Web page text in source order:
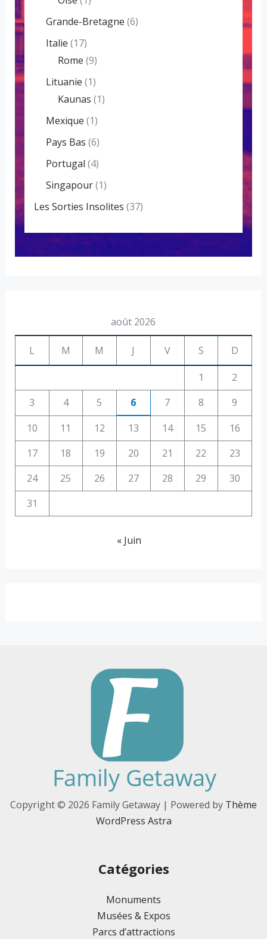
Grande-Bretagne (6)
Italie (17)
Rome (9)
Lituanie (1)
Kaunas (1)
Mexique (1)
Pays Bas (6)
Portugal (4)
Singapour(1)
Les Sorties Insolites (37)
août 2026
L M M J V S D
1
2
3
4 5 6 7 8
9
10
11 12 13 14 15
16
17
18 19 20 21 22
23
24
25 26 27 28 29
30
31
« Juin
Copyright © 2026 Family Getaway | Powered by Thème
WordPress Astra
Catégories
Monuments
Musées & Expos
Parcs d’attractions